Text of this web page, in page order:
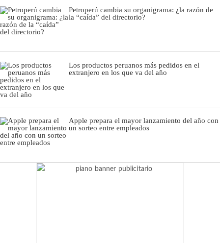
Petroperú cambia su organigrama: ¿la razón de
la “caída” del directorio?
Los productos peruanos más pedidos en el
extranjero en los que va del año
Apple prepara el mayor lanzamiento del año con
un sorteo entre empleados